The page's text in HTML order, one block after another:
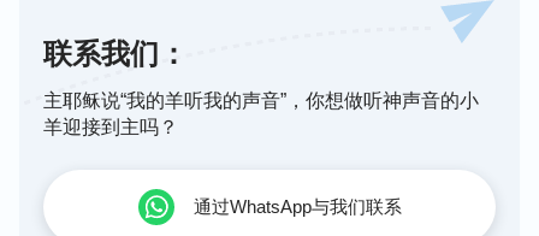
还能这样待我，对我挺有爱心的，可想想自从我得知
他们传的是国度福音，我听也不听就直接拒绝，这样
应该先听听他们的交通，不应该躲避？可又一想：不
撞了，我还是先观察观察再说，信神的事情可得谨慎
啊！于是，我又收回了刚才的想法。这时我爸也从外
联系我们：
主耶稣说“我的羊听我的声音”，你想做听神声音的小
羊迎接到主吗？
通过WhatsApp与我们联系